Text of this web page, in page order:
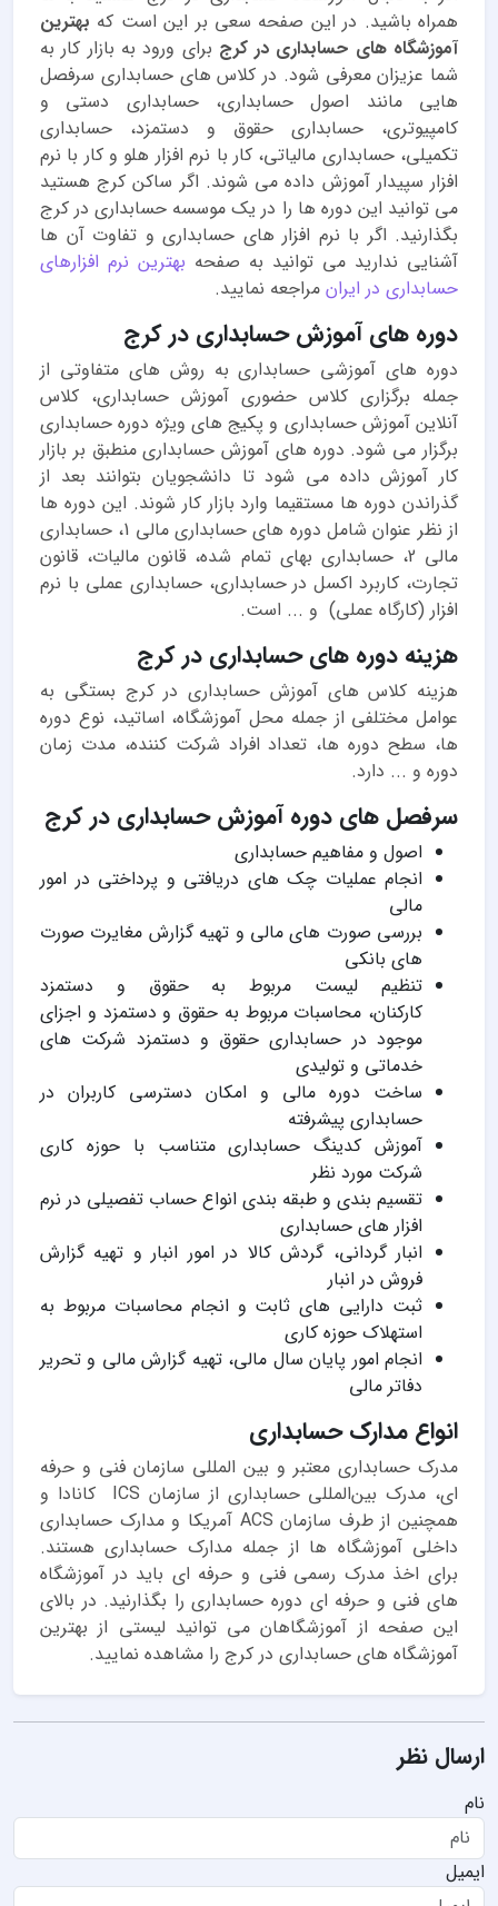
همراه باشید. در این صفحه سعی بر این است که بهترین
آموزشگاه های حسابداری در کرج برای ورود به بازار کار به
شما عزیزان معرفی شود. در کلاس های حسابداری سرفصل
هایی مانند اصول حسابداری، حسابداری دستی و
کامپیوتری، حسابداری حقوق و دستمزد، حسابداری
تکمیلی، حسابداری مالیاتی، کار با نرم افزار هلو و کار با نرم
افزار سپیدار آموزش داده می شوند. اگر ساکن کرج هستید
می توانید این دوره ها را در یک موسسه حسابداری در کرج
بگذارنید. اگر با نرم افزار های حسابداری و تفاوت آن ها
آشنایی ندارید می توانید به صفحه بهترین نرم افزارهای
حسابداری در ایران مراجعه نمایید.
دوره های آموزش حسابداری در کرج
دوره های آموزشی حسابداری به روش های متفاوتی از
جمله برگزاری کلاس حضوری آموزش حسابداری، کلاس
آنلاین آموزش حسابداری و پکیج های ویژه دوره حسابداری
برگزار می شود. دوره های آموزش حسابداری منطبق بر بازار
کار آموزش داده می شود تا دانشجویان بتوانند بعد از
گذراندن دوره ها مستقیما وارد بازار کار شوند. این دوره ها
از نظر عنوان شامل دوره های حسابداری مالی 1، حسابداری
مالی 2، حسابداری بهای تمام شده، قانون مالیات، قانون
تجارت، کاربرد اکسل در حسابداری، حسابداری عملی با نرم
افزار (کارگاه عملی) و ... است.
هزینه دوره های حسابداری در کرج
هزینه کلاس های آموزش حسابداری در کرج بستگی به
عوامل مختلفی از جمله محل آموزشگاه، اساتید، نوع دوره
ها، سطح دوره ها، تعداد افراد شرکت کننده، مدت زمان
دوره و ... دارد.
سرفصل های دوره آموزش حسابداری در کرج
اصول و مفاهیم حسابداری
انجام عملیات چک های دریافتی و پرداختی در امور
مالی
بررسی صورت های مالی و تهیه گزارش مغایرت صورت
های بانکی
تنظیم لیست مربوط به حقوق و دستمزد
کارکنان، محاسبات مربوط به حقوق و دستمزد و اجزای
موجود در حسابداری حقوق و دستمزد شرکت های
خدماتی و تولیدی
ساخت دوره مالی و امکان دسترسی کاربران در
حسابداری پیشرفته
آموزش کدینگ حسابداری متناسب با حوزه کاری
شرکت مورد نظر
تقسیم بندی و طبقه بندی انواع حساب تفصیلی در نرم
افزار های حسابداری
انبار گردانی، گردش کالا در امور انبار و تهیه گزارش
فروش در انبار
ثبت دارایی های ثابت و انجام محاسبات مربوط به
استهلاک حوزه کاری
انجام امور پایان سال مالی، تهیه گزارش مالی و تحریر
دفاتر مالی
انواع مدارک حسابداری
مدرک حسابداری معتبر و بین‌ المللی سازمان فنی و حرفه‌
ای، مدرک بین‌المللی حسابداری از سازمان ICS کانادا و
همچنین از طرف سازمان ACS آمریکا و مدارک حسابداری
داخلی آموزشگاه ها از جمله مدارک حسابداری هستند.
برای اخذ مدرک رسمی فنی و حرفه ای باید در آموزشگاه
های فنی و حرفه ای دوره حسابداری را بگذارنید. در بالای
این صفحه از آموزشگاهان می توانید لیستی از بهترین
آموزشگاه های حسابداری در کرج را مشاهده نمایید.
ارسال نظر
نام
ایمیل